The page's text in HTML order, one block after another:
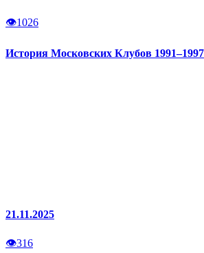
👁1026
История Московских Клубов 1991–1997
21.11.2025
👁316